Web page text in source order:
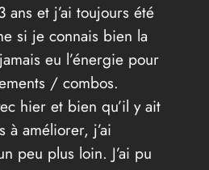
ans et j’ai toujours été
si je connais bien la
eu l’énergie pour
/ combos.
hier et bien qu’il y ait
à améliorer, j’ai
peu plus loin. J’ai pu